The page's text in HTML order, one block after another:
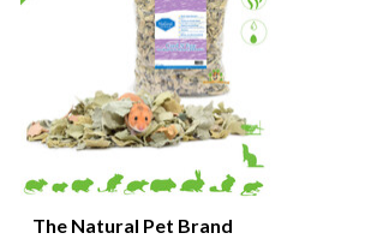
The Natural Pet Brand